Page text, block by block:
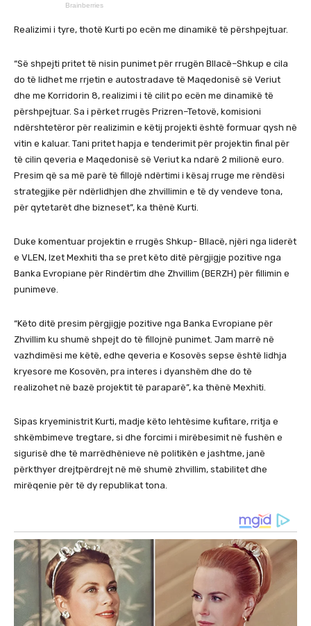
Realizimi i tyre, thotë Kurti po ecën me dinamikë të përshpejtuar.
“Së shpejti pritet të nisin punimet për rrugën Bllacë–Shkup e cila
do të lidhet me rrjetin e autostradave të Maqedonisë së Veriut
dhe me Korridorin 8, realizimi i të cilit po ecën me dinamikë të
përshpejtuar. Sa i përket rrugës Prizren–Tetovë, komisioni
ndërshtetëror për realizimin e këtij projekti është formuar qysh në
vitin e kaluar. Tani pritet hapja e tenderimit për projektin final për
të cilin qeveria e Maqedonisë së Veriut ka ndarë 2 milionë euro.
Presim që sa më parë të fillojë ndërtimi i kësaj rruge me rëndësi
strategjike për ndërlidhjen dhe zhvillimin e të dy vendeve tona,
për qytetarët dhe bizneset”, ka thënë Kurti.
Duke komentuar projektin e rrugës Shkup- Bllacë, njëri nga liderët
e VLEN, Izet Mexhiti tha se pret këto ditë përgjigje pozitive nga
Banka Evropiane për Rindërtim dhe Zhvillim (BERZH) për fillimin e
punimeve.
“Këto ditë presim përgjigje pozitive nga Banka Evropiane për
Zhvillim ku shumë shpejt do të fillojnë punimet. Jam marrë në
vazhdimësi me këtë, edhe qeveria e Kosovës sepse është lidhja
kryesore me Kosovën, pra interes i dyanshëm dhe do të
realizohet në bazë projektit të paraparë”, ka thënë Mexhiti.
Sipas kryeministrit Kurti, madje këto lehtësime kufitare, rritja e
shkëmbimeve tregtare, si dhe forcimi i mirëbesimit në fushën e
sigurisë dhe të marrëdhënieve në politikën e jashtme, janë
përkthyer drejtpërdrejt në më shumë zhvillim, stabilitet dhe
mirëqenie për të dy republikat tona.